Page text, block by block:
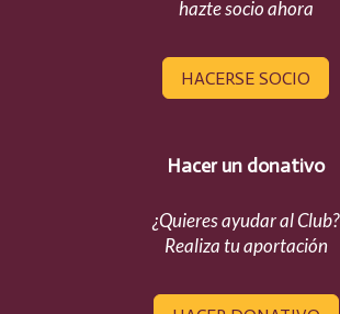
hazte socio ahora
HACERSE SOCIO
Hacer un donativo
¿Quieres ayudar al Club?
Realiza tu aportación